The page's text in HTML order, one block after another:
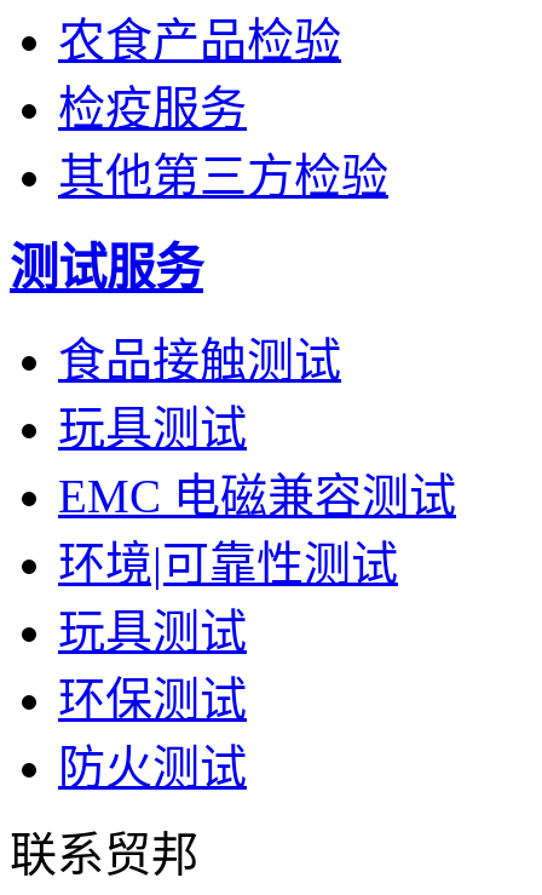
农食产品检验
检疫服务
其他第三方检验
测试服务
食品接触测试
玩具测试
EMC 电磁兼容测试
环境|可靠性测试
玩具测试
环保测试
防火测试
联系贸邦